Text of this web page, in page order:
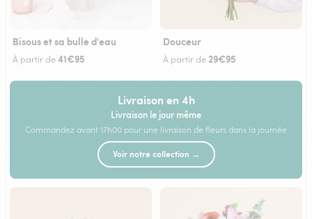
Bisous et sa bulle d'eau
À partir de41€95
Douceur
À partir de 29€95
Livraison en 4h
Livraison le jour même
Commandez avant 17h00 pour une livraison de fleurs dans la journée
Voir notre collection →